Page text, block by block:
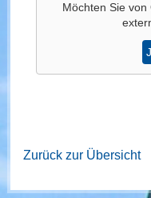
Möchten Sie von
Zurück zur Übersicht